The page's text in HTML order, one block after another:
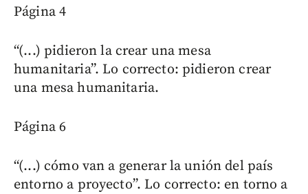
Página 4
“(...) pidieron la crear una mesa
humanitaria”. Lo correcto: pidieron crear
una mesa humanitaria.
Página 6
“(...) cómo van a generar la unión del país
entorno a proyecto”. Lo correcto: en torno a